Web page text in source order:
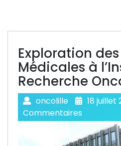
Exploration
Médicales à
Recherche
oncolille 18 juillet
Commentaires